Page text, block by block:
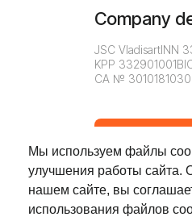
Company
JSC VladisartINN
KPP 332901001
CA №
Мы используем файлы
улучшения работы сайта.
нашем сайте, вы
использования файлов